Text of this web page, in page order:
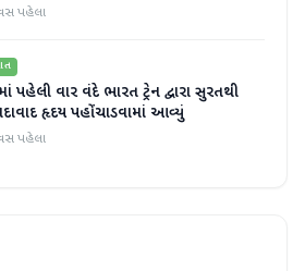
પહેલા
પહેલી વાર વંદે ભારત ટ્રેન દ્વારા સુરતથી
હૃદય પહોંચાડવામાં આવ્યું
પહેલા